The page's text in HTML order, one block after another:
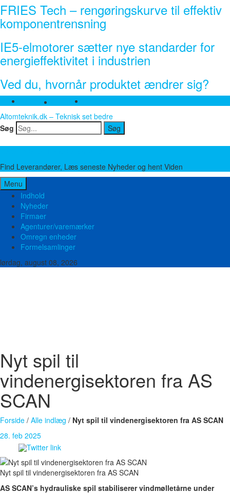
FRIES Tech – rengøringskurve til effektiv
komponentrensning
IE5-elmotorer sætter nye standarder for
energieffektivitet i industrien
Ved du, hvornår produktet ændrer sig?
Facebook Twitter
Altomteknik.dk – Teknisk set bedre
Søg
Søg
Find Leverandører, Læs seneste Nyheder og hent Viden
Menu
Indhold
Nyheder
Firmaer
Agenturer/varemærker
Omregn enheder
Formelsamlinger
lørdag, august 08, 2026
Nyt spil til
vindenergisektoren fra AS
SCAN
Forside / Alle indlæg / Nyt spil til vindenergisektoren fra AS SCAN
28. feb 2025
Nyt spil til vindenergisektoren fra AS SCAN
AS SCAN’s hydrauliske spil stabiliserer vindmølletårne under